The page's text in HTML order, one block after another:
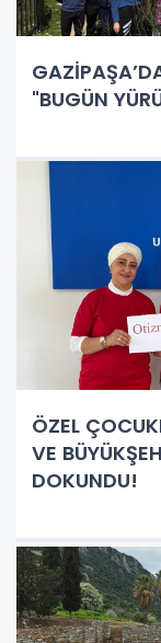
"BUGÜN
ÖZEL
VE
DOKUNDU!